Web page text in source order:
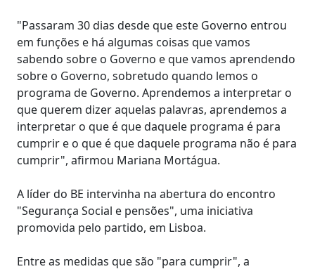
"Passaram 30 dias desde que este Governo entrou
em funções e há algumas coisas que vamos
sabendo sobre o Governo e que vamos aprendendo
sobre o Governo, sobretudo quando lemos o
programa de Governo. Aprendemos a interpretar o
que querem dizer aquelas palavras, aprendemos a
interpretar o que é que daquele programa é para
cumprir e o que é que daquele programa não é para
cumprir", afirmou Mariana Mortágua.
A líder do BE intervinha na abertura do encontro
"Segurança Social e pensões", uma iniciativa
promovida pelo partido, em Lisboa.
Entre as medidas que são "para cumprir", a